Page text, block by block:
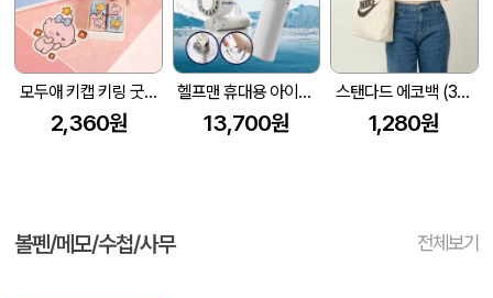
모두애 키캡 키링 굿즈
2,360원
헬프맨 휴대용 아이스쿨링 선풍기
13,700원
스탠다드 에코백 (350x100x370mm)
1,280원
볼펜/메모/수첩/사무 전체보기